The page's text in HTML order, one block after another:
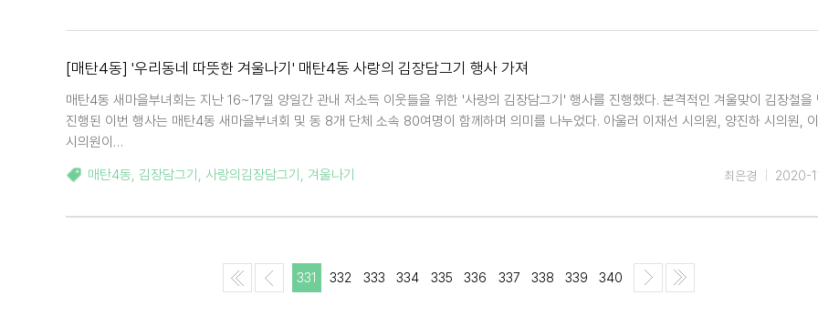
[매탄4동] '우리동네 따뜻한 겨울나기' 매탄4동 사랑의 김장담그기 행사 가져
매탄4동 새마을부녀회는 지난 16~17일 양일간 관내 저소득 이웃들을 위한 '사랑의 김장담그기' 행사를 진행했다. 본격적인 겨울맞이 김장철을
진행된 이번 행사는 매탄4동 새마을부녀회 및 동 8개 단체 소속 80여명이 함께하며 의미를 나누었다. 아울러 이재선 시의원, 양진하 시의원,
시의원이…
매탄4동, 김장담그기 , 사랑의김장담그기 , 겨울나기 2020-
최은경
331 332 333 334 335 336 337 338 339 340